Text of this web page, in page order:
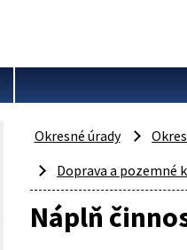
Okresné úrady
Doprava a pozemné
Náplň